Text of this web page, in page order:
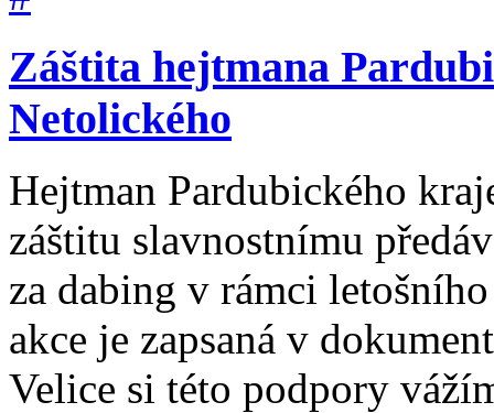
Záštita hejtmana
Netolického
Hejtman Pardubického
záštitu slavnostnímu
za dabing v rámci
akce je zapsaná v
Velice si této podpory